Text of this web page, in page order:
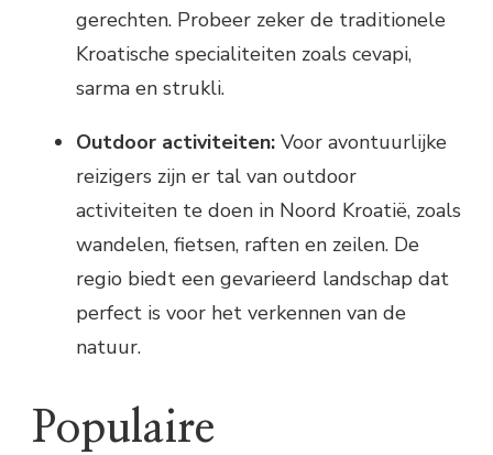
gerechten. Probeer zeker de traditionele
Kroatische specialiteiten zoals cevapi,
sarma en strukli.
Outdoor activiteiten: Voor avontuurlijke
reizigers zijn er tal van outdoor
activiteiten te doen in Noord Kroatië, zoals
wandelen, fietsen, raften en zeilen. De
regio biedt een gevarieerd landschap dat
perfect is voor het verkennen van de
natuur.
Populaire